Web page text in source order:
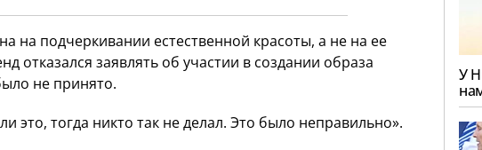
на подчеркивании естественной красоты, а не на ее
отказался заявлять об участии в создании образа
не принято.
это, тогда никто так не делал. Это было неправильно».
У